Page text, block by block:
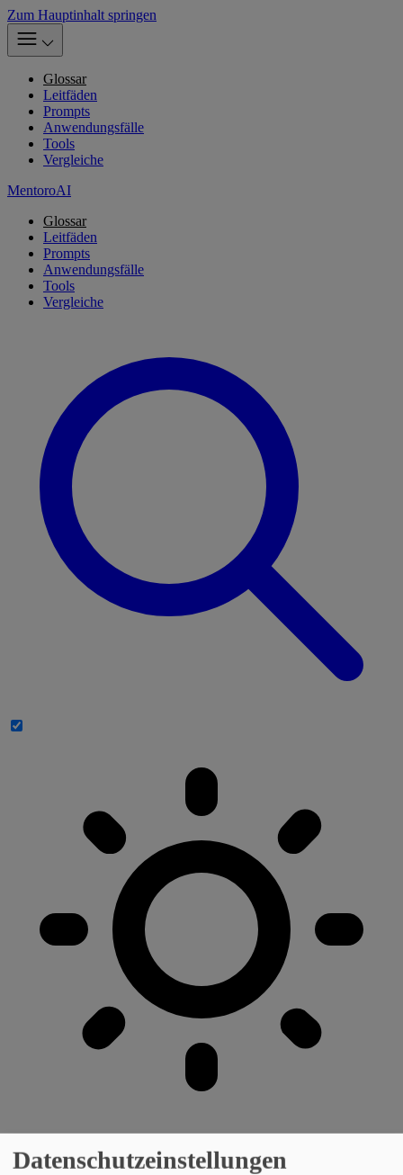
Zum Hauptinhalt springen
Glossar
Leitfäden
Prompts
Anwendungsfälle
Tools
Vergleiche
MentoroAI
Glossar
Leitfäden
Prompts
Anwendungsfälle
Tools
Vergleiche
Datenschutzeinstellungen